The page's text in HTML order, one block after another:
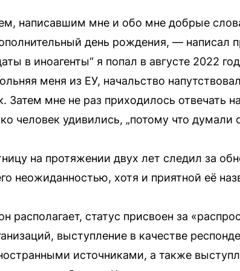
написавшим мне и обо мне добрые
день рождения, — написал
в иноагенты“ я попал в августе 2022
меня из ЕУ, начальство
Затем мне не раз приходилось отвечать
человек удивились, „потому что думали
на протяжении двух лет следил за
неожиданностью, хотя и приятной её
располагает, статус присвоен за
выступление в качестве
источниками, а также